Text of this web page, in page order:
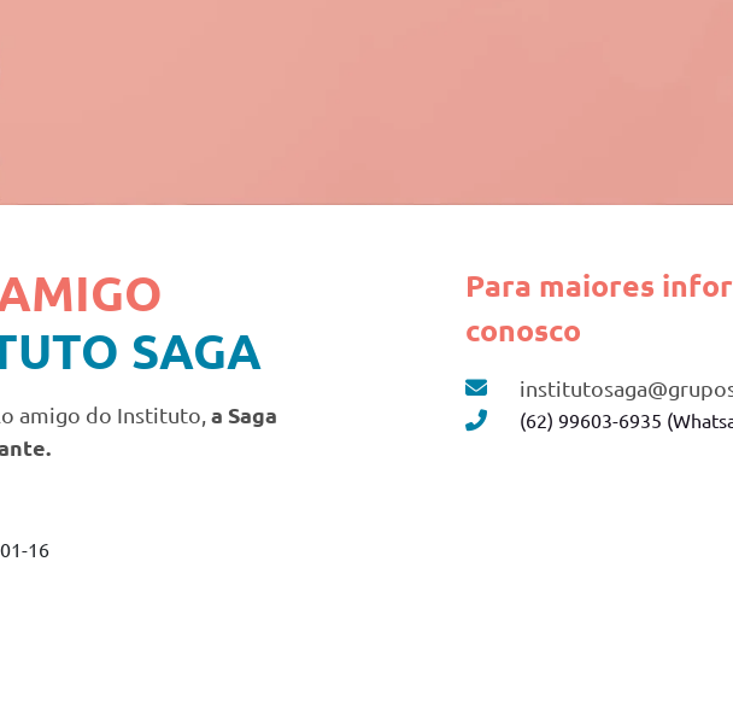
SAGA
amigo do Instituto,a Saga
16
Para maiores
conosco
(62) 99603-6935